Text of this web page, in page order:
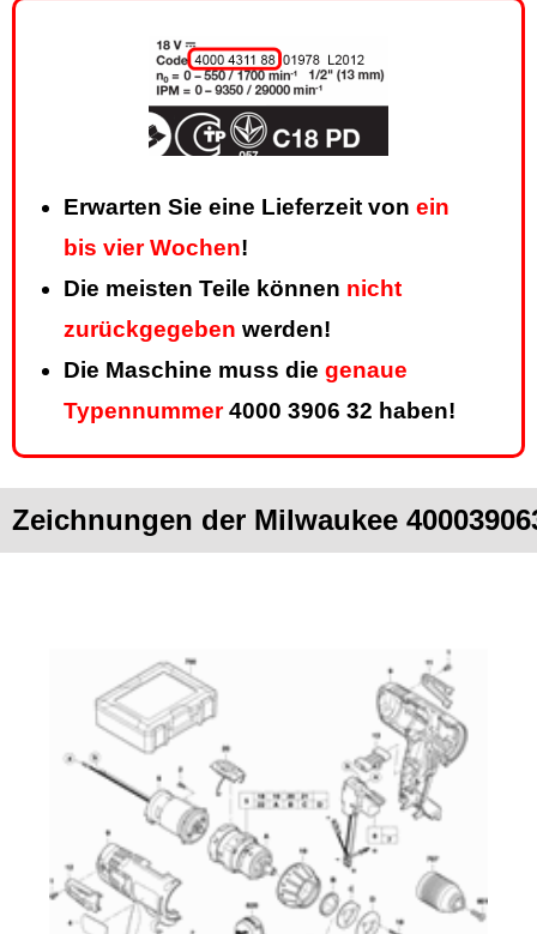
Erwarten Sie eine Lieferzeit von ein
bis vier Wochen!
Die meisten Teile können nicht
zurückgegeben werden!
Die Maschine muss die genaue
Typennummer4000 3906 32 haben!
Zeichnungen der Milwaukee